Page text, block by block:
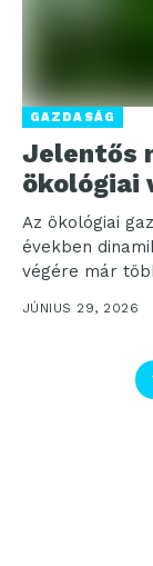
GAZDASÁG
Jelentős
ökológiai
Az ökológiai
években
végére már
ökológiai
JÚNIUS 29, 2026